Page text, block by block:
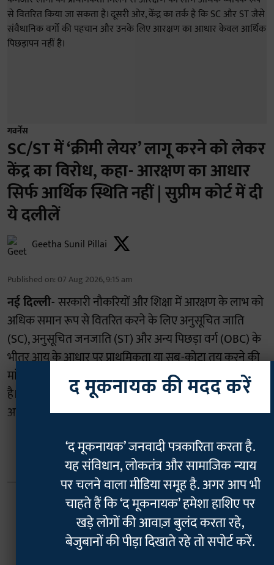
गवर्नेंस
SC/ST में ‘क्रीमी लेयर’ लागू करने को लेकर
केंद्र का विरोध, कहा- आरक्षण का आधार
सिर्फ आर्थिक स्थिति नहीं | सुप्रीम कोर्ट में दी
ये दलीलें
Geetha Sunil Pillai
Published on: 07 Aug 2026, 9:15 am
नई दिल्ली-सरकारी नौकरियों और शिक्षा में आरक्षण के लाभ को
अधिक समान रूप से वितरित करने के लिए अनुसूचित जाति
(SC), अनुसूचित जनजाति (ST) और अन्य पिछड़ा वर्ग (OBC) के
भीतर आय के आधार पर प्राथमिकता या सब-कोटा तय करने की
मांग वाली याचिका का केंद्र सरकार ने सुप्रीम कोर्ट में विरोध किया
है। केंद्र का कहना है कि इन आरक्षण व्यवस्थाओं का आधार केवल
आर्थिक स्थिति नहीं, बल्कि ऐतिहासिक, सामा ...
Read More
द मूकनायक की मदद करें
‘द मूकनायक’ जनवादी पत्रकारिता करता है.
यह संविधान, लोकतंत्र और सामाजिक न्याय
पर चलने वाला मीडिया समूह है. अगर आप भी
चाहते हैं कि ‘द मूकनायक’ हमेशा हाशिए पर
खड़े लोगों की आवाज़ बुलंद करता रहे,
बेजुबानों की पीड़ा दिखाते रहे तो सपोर्ट करें.